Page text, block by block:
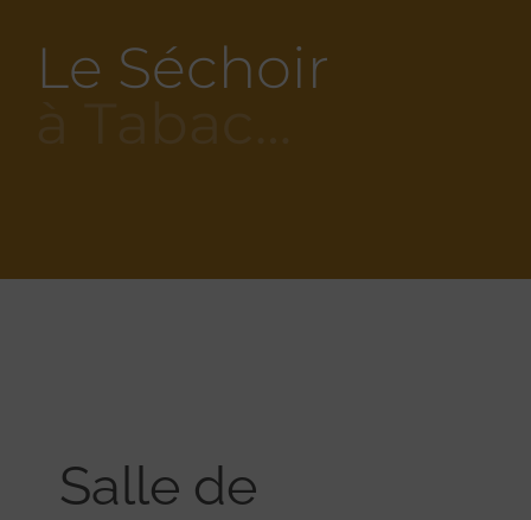
Le Séchoir
Salle de